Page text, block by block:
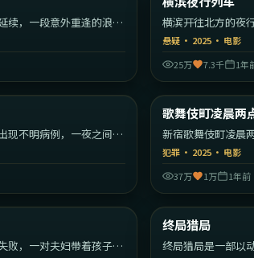
续，一段意外重逢的浪漫
横滨开往北方的夜
三消失。
悬疑· 2025· 电影
25万
7.3千 1年
现不明病例，一夜之间秩
最新
歌舞伎町凌晨两
新宿歌舞伎町凌晨
派权力斗争。
犯罪· 2025· 电影
37万
1万 1年前
败，一对夫妇带着孩子开
最新
终局猎局
终局猎局是一部以